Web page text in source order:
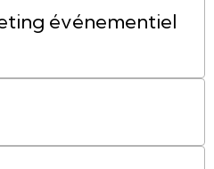
événementiel